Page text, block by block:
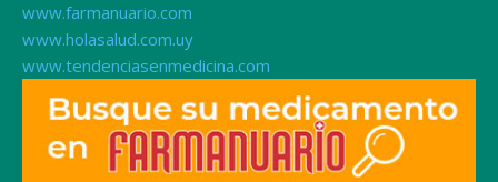
www.farmanuario.com
www.holasalud.com.uy
www.tendenciasenmedicina.com